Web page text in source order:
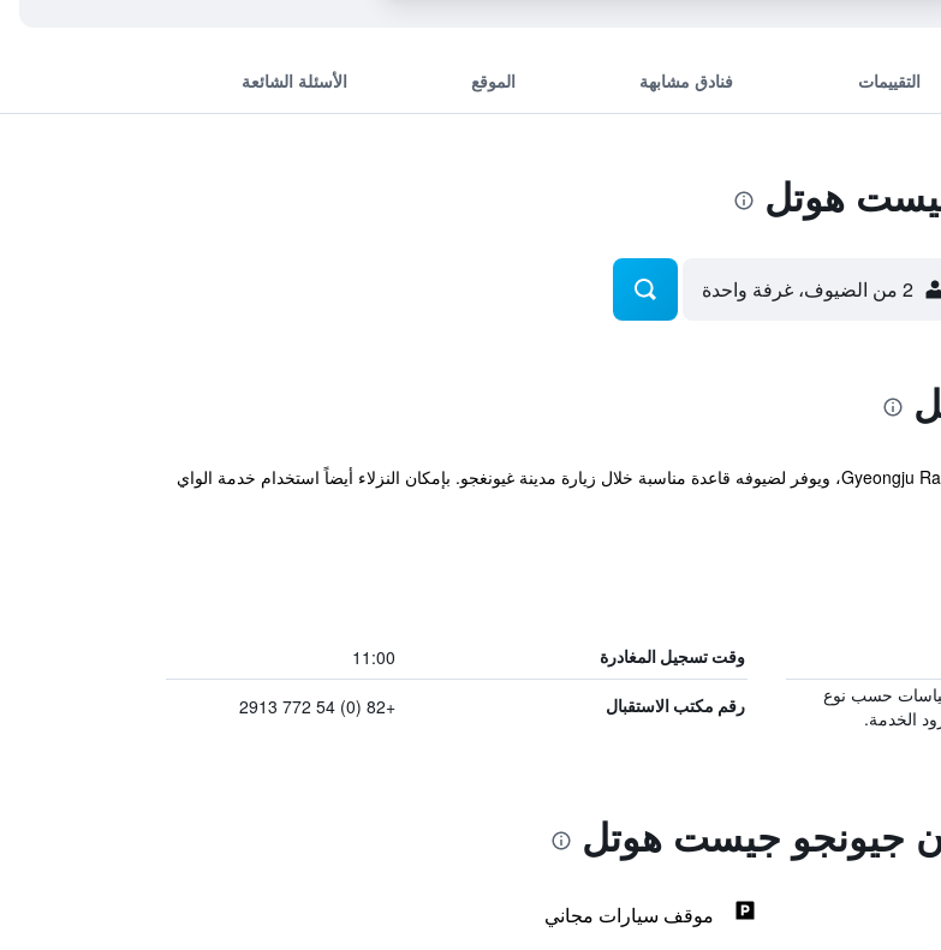
التقييمات فنادق مشابهة الموقع الأسئلة الشائعة
هوتل
2 من الضيوف، غرفة واحدة
يقع منزل الضيافة ضمن مسافة قصيرة مشياً من Gyeongju Railway Station، ويوفر لضيوفه قاعدة مناسبة خلال زيارة مدينة غيونغجو. بإمكان النزلاء أيضاً استخدام خدمة الواي
وقت تسجيل المغادرة 11:00
حسب نوع
الخدمة.
رقم مكتب الاستقبال +82 (0) 54 772 2913
جيونجو جيست هوتل
موقف سيارات مجاني